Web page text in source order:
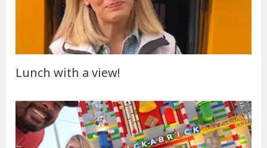
Lunch with a view!